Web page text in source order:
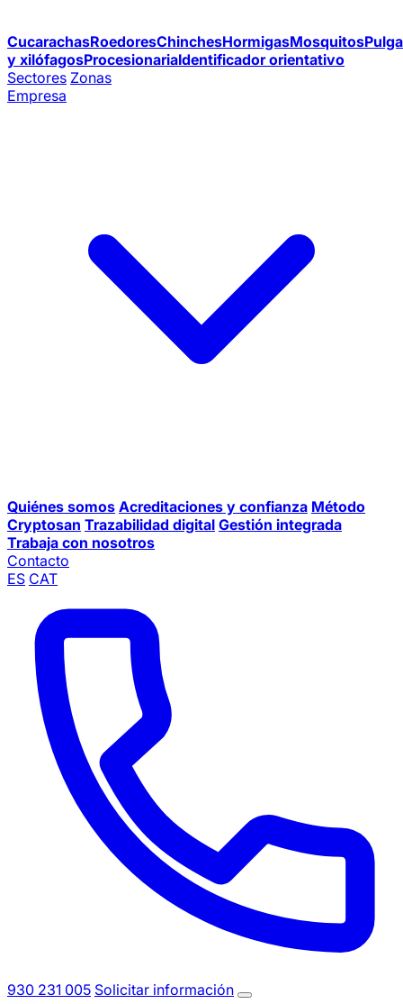
CucarachasRoedoresChinchesHormigasMosquitos
y xilófagosProcesionariaIdentificador orientativo
Sectores Zonas
Empresa
Quiénes somos Acreditaciones y confianza Método
Cryptosan Trazabilidad digital Gestión integrada
Trabaja con nosotros
Contacto
ES CAT
930 231 005 Solicitar información